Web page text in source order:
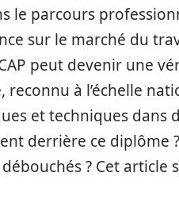
le parcours
sur le marché du
peut devenir une
à l’échelle
et techniques dans
derrière ce diplôme
? Cet article